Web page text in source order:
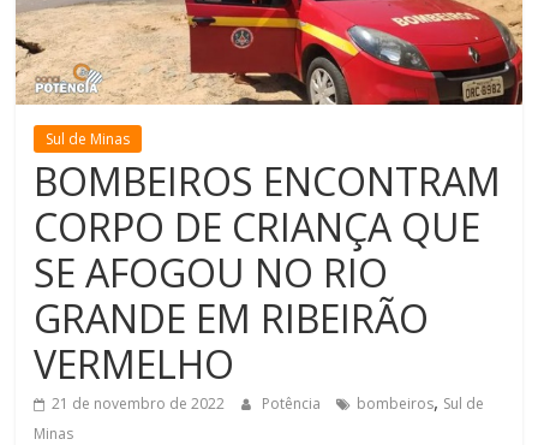
de
Minas
Sul de Minas
BOMBEIROS ENCONTRAM
CORPO DE CRIANÇA QUE
SE AFOGOU NO RIO
GRANDE EM RIBEIRÃO
VERMELHO
21 de novembro de 2022 Potência bombeiros, Sul de
Minas